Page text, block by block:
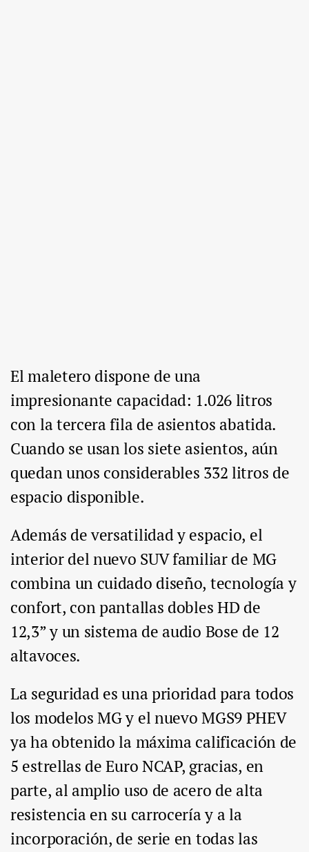
El maletero dispone de una
impresionante capacidad: 1.026 litros
con la tercera fila de asientos abatida.
Cuando se usan los siete asientos, aún
quedan unos considerables 332 litros de
espacio disponible.
Además de versatilidad y espacio, el
interior del nuevo SUV familiar de MG
combina un cuidado diseño, tecnología y
confort, con pantallas dobles HD de
12,3” y un sistema de audio Bose de 12
altavoces.
La seguridad es una prioridad para todos
los modelos MG y el nuevo MGS9 PHEV
ya ha obtenido la máxima calificación de
5 estrellas de Euro NCAP, gracias, en
parte, al amplio uso de acero de alta
resistencia en su carrocería y a la
incorporación, de serie en todas las